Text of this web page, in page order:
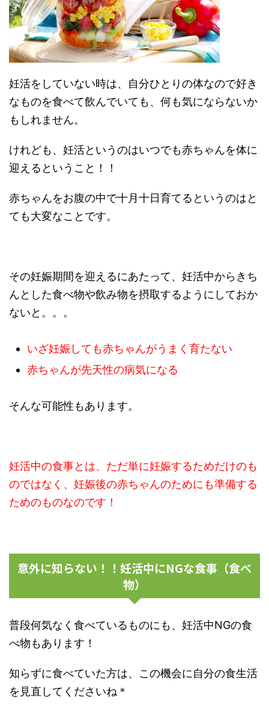
妊活をしていない時は、自分ひとりの体なので好き
なものを食べて飲んでいても、何も気にならないか
もしれません。
けれども、妊活というのはいつでも赤ちゃんを体に
迎えるということ！！
赤ちゃんをお腹の中で十月十日育てるというのはと
ても大変なことです。
その妊娠期間を迎えるにあたって、妊活中からきち
んとした食べ物や飲み物を摂取するようにしておか
ないと。。。
いざ妊娠しても赤ちゃんがうまく育たない
赤ちゃんが先天性の病気になる
そんな可能性もあります。
妊活中の食事とは、ただ単に妊娠するためだけのも
のではなく、妊娠後の赤ちゃんのためにも準備する
ためのものなのです！
意外に知らない！！妊活中にNGな食事（食べ
物）
普段何気なく食べているものにも、妊活中NGの食
べ物もあります！
知らずに食べていた方は、この機会に自分の食生活
を見直してくださいね＊